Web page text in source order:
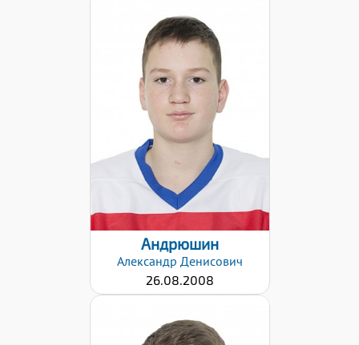
Дата заявки:
02.02.2021
Андрюшин
Александр Денисович
26.08.2008